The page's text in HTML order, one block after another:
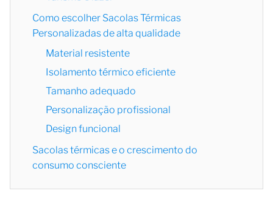
Como escolher Sacolas Térmicas
Personalizadas de alta qualidade
Material resistente
Isolamento térmico eficiente
Tamanho adequado
Personalização profissional
Design funcional
Sacolas térmicas e o crescimento do
consumo consciente